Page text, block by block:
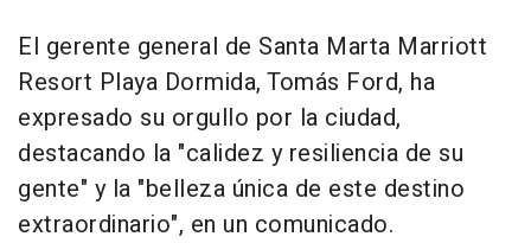
El gerente general de Santa Marta Marriott
Resort Playa Dormida, Tomás Ford, ha
expresado su orgullo por la ciudad,
destacando la "calidez y resiliencia de su
gente" y la "belleza única de este destino
extraordinario", en un comunicado.